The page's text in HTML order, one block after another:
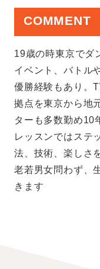
COMMENT
19歳の時東京でダ
イベント、バトル
優勝経験もあり。
拠点を東京から地
ターも多数勤め10
レッスンではステ
法、技術、楽しさ
老若男女問わず、
きます